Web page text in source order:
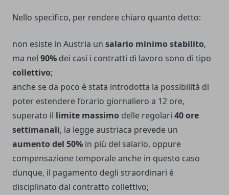
Nello specifico, per rendere chiaro quanto detto:
non esiste in Austria un salario minimo stabilito,
ma nel 90% dei casi i contratti di lavoro sono di tipo
collettivo;
anche se da poco è stata introdotta la possibilità di
poter estendere l’orario giornaliero a 12 ore,
superato il limite massimo delle regolari 40 ore
settimanali, la legge austriaca prevede un
aumento del 50% in più del salario, oppure
compensazione temporale anche in questo caso
dunque, il pagamento degli straordinari è
disciplinato dal contratto collettivo;